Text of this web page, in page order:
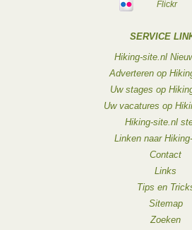
Flickr
SERVICE
Hiking-site.nl
Adverteren op
Uw stages op
Uw vacatures op
Hiking-site.nl
Linken naar
Contact
Links
Tips en
Sitemap
Zoeken